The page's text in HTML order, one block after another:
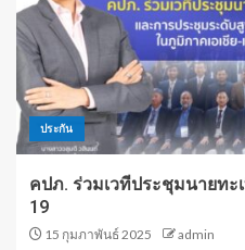
ประกัน
คปภ. ร่วมเวทีประชุมนายทะ
19
15 กุมภาพันธ์ 2025 admin